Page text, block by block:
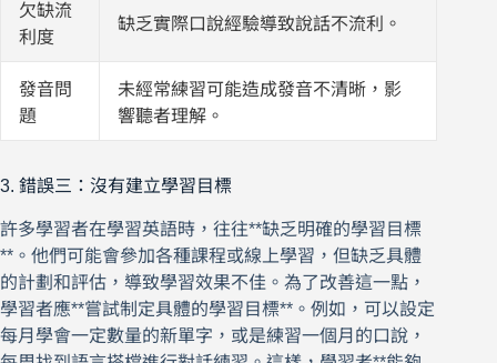
欠缺流
利度
缺乏實際口說經驗導致說話不流利。
發音問
題
未經常練習可能造成發音不清晰，影
響聽者理解。
3. 錯誤三：沒有建立學習目標
許多學習者在學習英語時，往往**缺乏明確的學習目標
**。他們可能會參加各種課程或線上學習，但缺乏具體
的計劃和評估，導致學習效果不佳。為了改善這一點，
學習者應**嘗試制定具體的學習目標**。例如，可以設定
每月學會一定數量的新單字，或是練習一個月的口說，